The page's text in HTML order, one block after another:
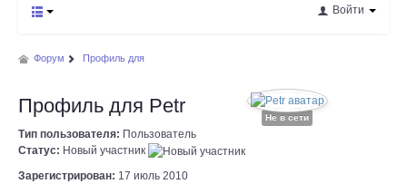
Войти
Форум Профиль для
Профиль для Petr
Не в сети
Тип пользователя: Пользователь
Статус: Новый участник
Зарегистрирован: 17 июль 2010